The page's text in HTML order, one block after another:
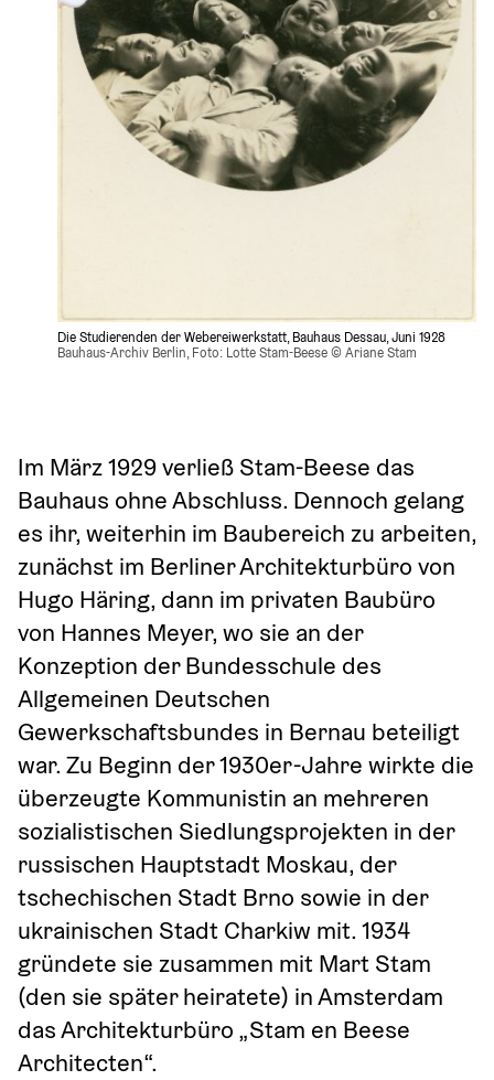
Die Studierenden der Webereiwerkstatt, Bauhaus Dessau, Juni 1928
Bauhaus-Archiv Berlin, Foto: Lotte Stam-Beese © Ariane Stam
Im März 1929 verließ Stam-Beese das
Bauhaus ohne Abschluss. Dennoch gelang
es ihr, weiterhin im Baubereich zu arbeiten,
zunächst im Berliner Architekturbüro von
Hugo Häring, dann im privaten Baubüro
von Hannes Meyer, wo sie an der
Konzeption der Bundesschule des
Allgemeinen Deutschen
Gewerkschaftsbundes in Bernau beteiligt
war. Zu Beginn der 1930er-Jahre wirkte die
überzeugte Kommunistin an mehreren
sozialistischen Siedlungsprojekten in der
russischen Hauptstadt Moskau, der
tschechischen Stadt Brno sowie in der
ukrainischen Stadt Charkiw mit. 1934
gründete sie zusammen mit Mart Stam
(den sie später heiratete) in Amsterdam
das Architekturbüro „Stam en Beese
Architecten“.